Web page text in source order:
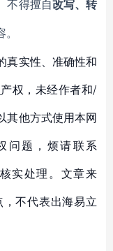
不得擅自改写、转
真实性、准确性和
权，未经作者和/
其他方式使用本网
问题，烦请联系
实处理。文章来
不代表出海易立